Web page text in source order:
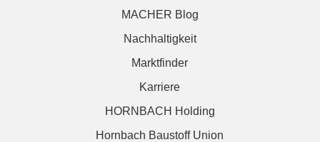
MACHER Blog
Nachhaltigkeit
Marktfinder
Karriere
HORNBACH Holding
Hornbach Baustoff Union